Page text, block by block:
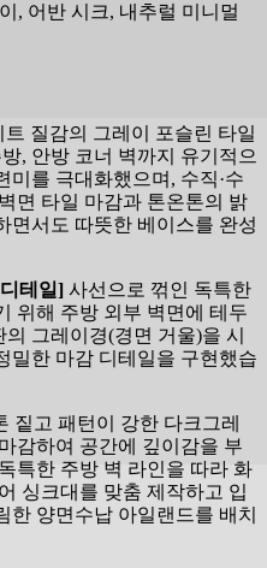
, 어반 시크, 내추럴 미니멀
트 질감의 그레이 포슬린 타일
, 안방 코너 벽까지 유기적으
미를 극대화했으며, 수직·수
면 타일 마감과 톤온톤의 밝
면서도 따뜻한 베이스를 완성
테일] 사선으로 꺾인 독특한
위해 주방 외부 벽면에 테두
그레이경(경면 거울)을 시
밀한 마감 디테일을 구현했습
짙고 패턴이 강한 다크그레
감하여 공간에 깊이감을 부
특한 주방 벽 라인을 따라 화
싱크대를 맞춤 제작하고 입
한 양면수납 아일랜드를 배치